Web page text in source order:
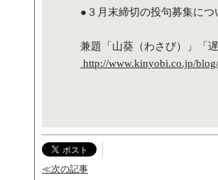
●３月末締切の投句募集につ
兼題「山葵（わさび）」「
http://www.kinyobi.co.jp/
≪次の記事